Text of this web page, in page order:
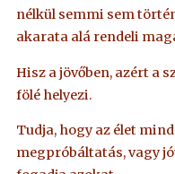
nélkül semmi sem
akarata alá rendeli
Hisz a jövőben, azért a
fölé helyezi.
Tudja, hogy az élet
megpróbáltatás, vagy